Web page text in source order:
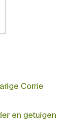
Corrie
en getuigen